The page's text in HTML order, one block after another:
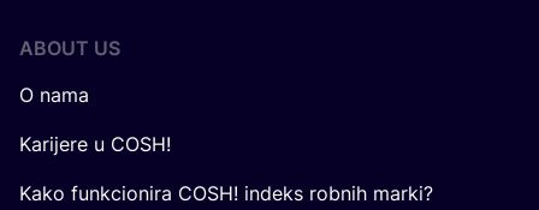
ABOUT US
O nama
Karijere u COSH!
Kako funkcionira COSH! indeks robnih marki?